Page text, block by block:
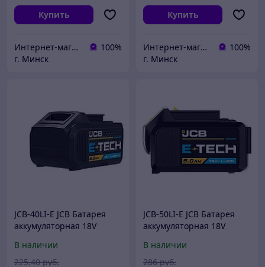
Купить
Интернет-магазин 24маркет.бел
100%
г. Минск
Купить
Интернет-магазин 24маркет.бел
100%
г. Минск
JCB-40LI-E JCB Батарея
аккумуляторная 18V
В наличии
225.40 руб.
JCB-50LI-E JCB Батарея
аккумуляторная 18V
В наличии
286 руб.